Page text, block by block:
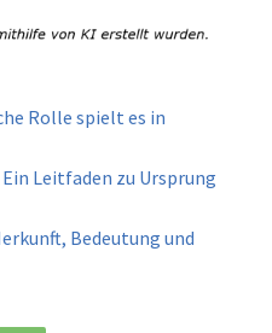
Rolle spielt es in
Leitfaden zu Ursprung
Bedeutung und